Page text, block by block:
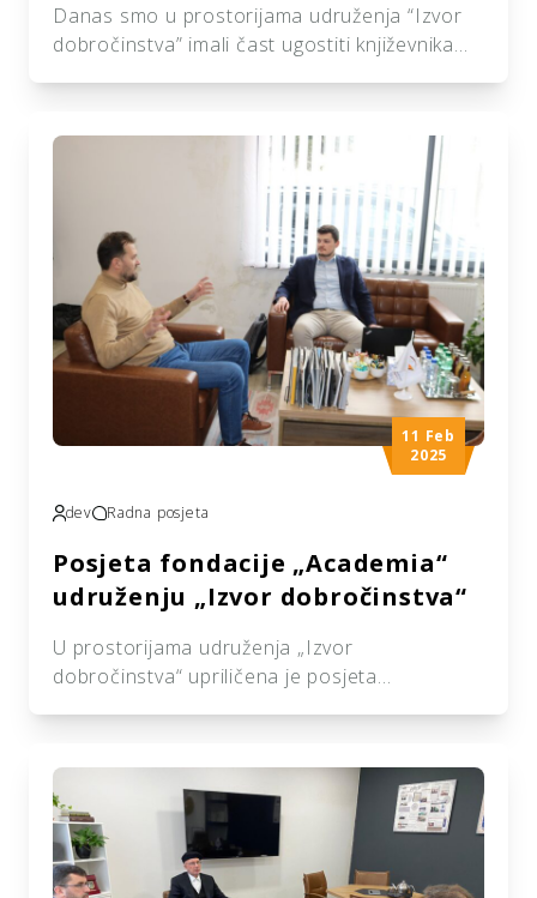
Danas smo u prostorijama udruženja “Izvor
dobročinstva” imali čast ugostiti književnika
istaknuti književnik čiji opus nosi snažnu
poruku očuvanja kulture, jezika i identiteta
Bošnjaka. Njegova djela protkana su ljubavlju
prema tradiciji, ali i kritičkim promišljanjem
društvenih prilika, zbog čega uživa veliko
poštovanje čitalaca […]
11 Feb
2025
dev Radna posjeta
Posjeta fondacije „Academia“
udruženju „Izvor dobročinstva“
U prostorijama udruženja „Izvor
dobročinstva“ upriličena je posjeta
„Academia“, dr. Ismara Eće koji je, ovom
prilikom, predstavio program i viziju razvoja
ove Fondacije. Kroz inspirativan razgovor,
saznali smo više o inicijativama, planu i radu
Fondacije, odnosno krajnjem cilju i značaju za